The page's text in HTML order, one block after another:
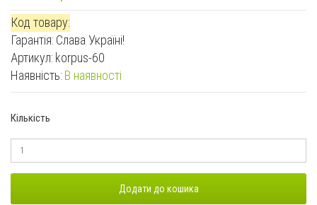
Код товару:
Гарантiя: Слава Україні!
Артикул: korpus-60
Наявність: В наявності
Кількість
Додати до кошика